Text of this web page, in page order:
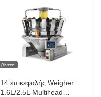
βίντεο
14 επικεφαλής Weigher
1.6L/2.5L Multihead